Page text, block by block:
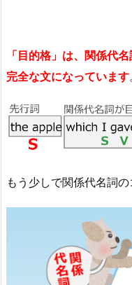
「目的格」は、関係代
完全な文になっています
もう少しで関係代名詞